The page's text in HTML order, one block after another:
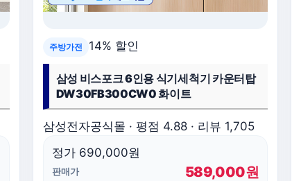
주방가전 14% 할인
삼성 비스포크 6인용 식기세척기 카운터탑
DW30FB300CW0 화이트
삼성전자공식몰 · 평점 4.88 · 리뷰 1,705
정가 690,000원
판매가 589,000원